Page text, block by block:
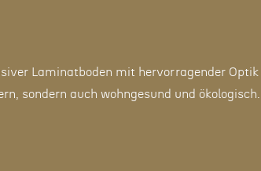
Laminatboden mit hervorragender
sondern auch wohngesund und